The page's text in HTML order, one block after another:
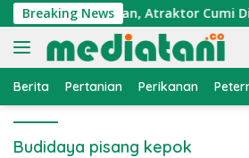
Langsung
ke
konten
Breaking News
Nelayan, Atraktor Cumi
Berita Pertanian Perikanan
Budidaya pisang kepok